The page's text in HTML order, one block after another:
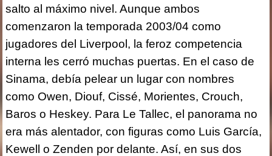
salto al máximo nivel. Aunque ambos
comenzaron la temporada 2003/04 como
jugadores del Liverpool, la feroz competencia
interna les cerró muchas puertas. En el caso de
Sinama, debía pelear un lugar con nombres
como Owen, Diouf, Cissé, Morientes, Crouch,
Baros o Heskey. Para Le Tallec, el panorama no
era más alentador, con figuras como Luis García,
Kewell o Zenden por delante. Así, en sus dos